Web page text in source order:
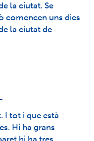
la ciutat. Se
comencen uns dies
la ciutat de
I tot i que està
Hi ha grans
hi ha tres